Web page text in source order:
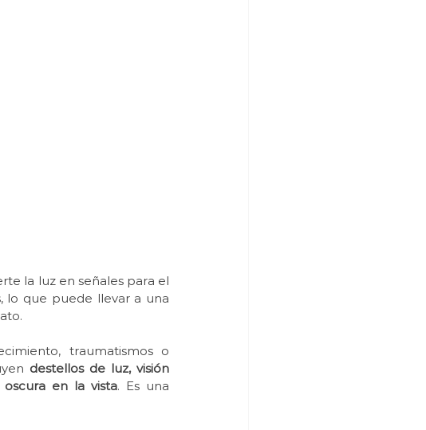
la luz en señales para el
lo que puede llevar a una
traumatismos o
destellos de luz, visión
en la vista. Es una